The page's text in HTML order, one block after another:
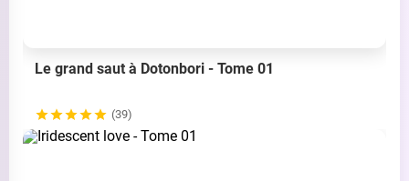
Le grand saut à Dotonbori - Tome 01
(39)